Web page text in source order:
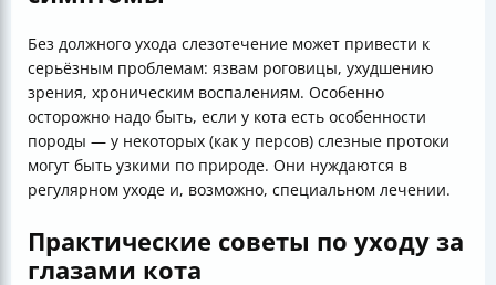
Без должного ухода слезотечение может привести к
серьёзным проблемам: язвам роговицы, ухудшению
зрения, хроническим воспалениям. Особенно
осторожно надо быть, если у кота есть особенности
породы — у некоторых (как у персов) слезные протоки
могут быть узкими по природе. Они нуждаются в
регулярном уходе и, возможно, специальном лечении.
Практические советы по уходу за
глазами кота